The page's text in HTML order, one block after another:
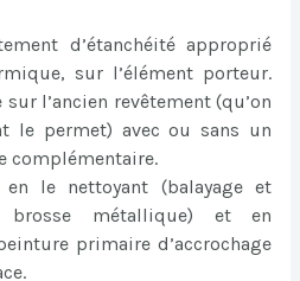
d’étanchéité approprié
sur l’élément porteur.
l’ancien revêtement (qu’on
le permet) avec ou sans un
complémentaire.
le nettoyant (balayage et
métallique) et en
primaire d’accrochage